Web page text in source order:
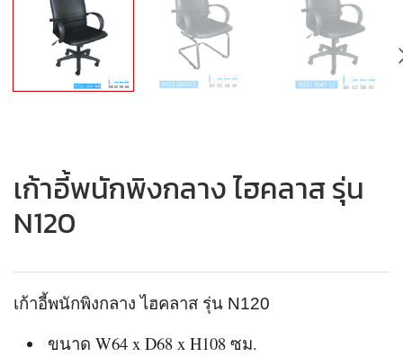
เก้าอี้พนักพิงกลาง ไฮคลาส รุ่น
N120
เก้าอี้พนักพิงกลาง ไฮคลาส รุ่น N120
ขนาด W64 x D68 x H108 ซม.